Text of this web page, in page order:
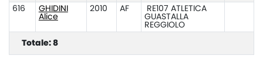
616
GHIDINI
Alice
2010 AF
RE107 ATLETICA
GUASTALLA
REGGIOLO
Totale: 8